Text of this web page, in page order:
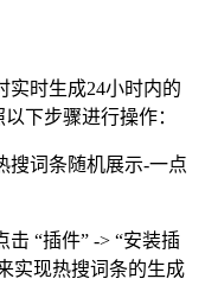
实时生成24小时内的
下步骤进行操作：
击 “插件” -> “安装插
实现热搜词条的生成